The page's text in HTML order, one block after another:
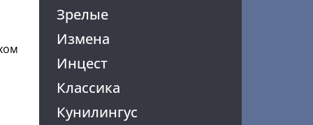
Зрелые
Измена
Инцест
Классика
Кунилингус